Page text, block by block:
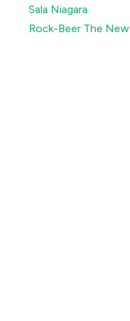
Sala Niagara
Rock-Beer The New